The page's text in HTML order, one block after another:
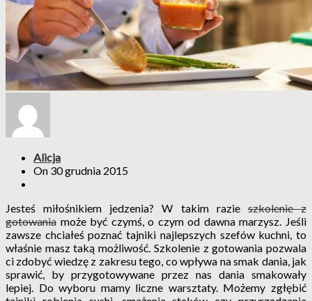
Alicja
On 30 grudnia 2015
Jesteś miłośnikiem jedzenia? W takim razieszkolenie z
gotowania może być czymś, o czym od dawna marzysz. Jeśli
zawsze chciałeś poznać tajniki najlepszych szefów kuchni, to
właśnie masz taką możliwość. Szkolenie z gotowania pozwala
ci zdobyć wiedzę z zakresu tego, co wpływa na smak dania, jak
sprawić, by przygotowywane przez nas dania smakowały
lepiej. Do wyboru mamy liczne warsztaty. Możemy zgłębić